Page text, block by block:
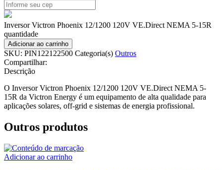
Inversor Victron Phoenix 12/1200 120V VE.Direct NEMA 5-15R
quantidade
Adicionar ao carrinho
SKU: PIN122122500 Categoria(s) Outros
Compartilhar:
Descrição
O Inversor Victron Phoenix 12/1200 120V VE.Direct NEMA 5-
15R da Victron Energy é um equipamento de alta qualidade para
aplicações solares, off-grid e sistemas de energia profissional.
Outros produtos
Adicionar ao carrinho